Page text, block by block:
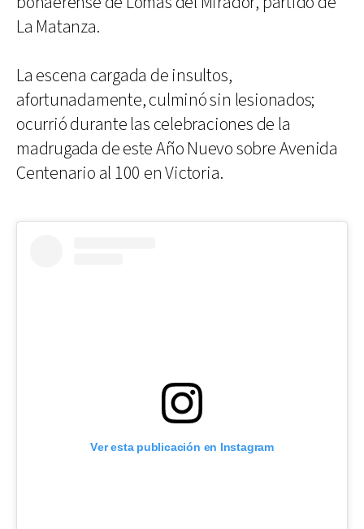
La Matanza.
La escena cargada de insultos,
afortunadamente, culminó sin lesionados;
ocurrió durante las celebraciones de la
madrugada de este Año Nuevo sobre Avenida
Centenario al 100 en Victoria.
Ver esta publicación en Instagram